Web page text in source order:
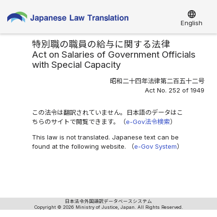
language
English
特別職の職員の給与に関する法律
Act on Salaries of Government Officials
with Special Capacity
昭和二十四年法律第二百五十二号
Act No. 252 of 1949
この法令は翻訳されていません。日本語のデータはこ
ちらのサイトで閲覧できます。（e-Gov法令検索）
This law is not translated. Japanese text can be
found at the following website. （e-Gov System）
日本法令外国語訳データベースシステム
Copyright © 2026 Ministry of Justice, Japan. All Rights Reserved.